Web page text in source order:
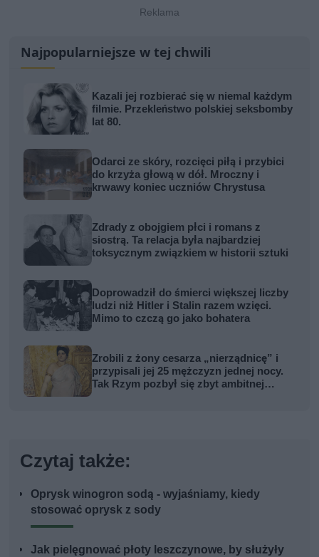
Najpopularniejsze w tej chwili
Kazali jej rozbierać się w niemal każdym
filmie. Przekleństwo polskiej seksbomby
lat 80.
Odarci ze skóry, rozcięci piłą i przybici
do krzyża głową w dół. Mroczny i
krwawy koniec uczniów Chrystusa
Zdrady z obojgiem płci i romans z
siostrą. Ta relacja była najbardziej
toksycznym związkiem w historii sztuki
Doprowadził do śmierci większej liczby
ludzi niż Hitler i Stalin razem wzięci.
Mimo to czczą go jako bohatera
Zrobili z żony cesarza „nierządnicę” i
przypisali jej 25 mężczyzn jednej nocy.
Tak Rzym pozbył się zbyt ambitnej
Czytaj także:
Oprysk winogron sodą - wyjaśniamy, kiedy
stosować oprysk z sody
Jak pielęgnować płoty leszczynowe, by służyły